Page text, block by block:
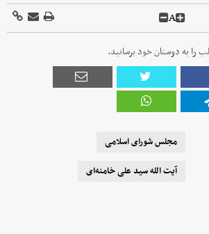
A
را به دوستان خود برسانید.
مجلس شورای اسلامی
آیت الله سید علی خامنه‌ای